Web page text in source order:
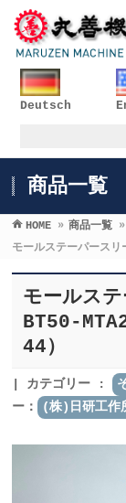
Deutsch
商品一覧
HOME » 商品一覧 »
モールステーパース
モールス
BT50-
44）
カテゴリー :
ー： (株)日研工作